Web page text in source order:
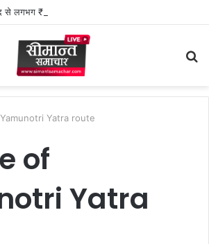
से लगभग ₹5 लाख मूल्य के 20 मोबाइल फोन बरामद
Yatra route
of
Yatra